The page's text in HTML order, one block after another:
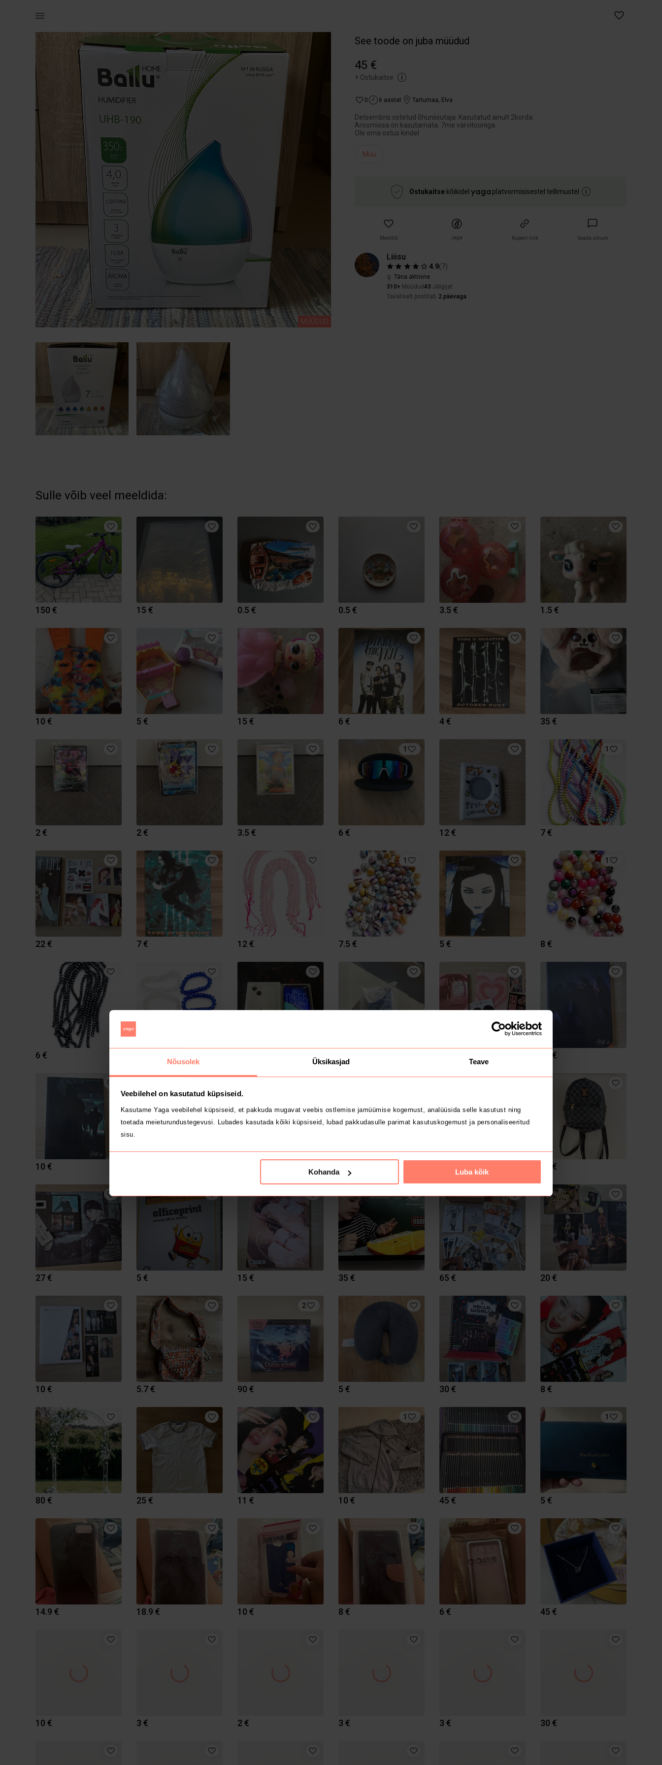
Nõusolek Üksikasjad Teave
Veebilehel on kasutatud küpsiseid.
Kasutame Yaga veebilehel küpsiseid, et pakkuda mugavat veebis ostlemise jamüümise kogemust, analüüsida selle kasutust ning
toetada meieturundustegevusi. Lubades kasutada kõiki küpsiseid, lubad pakkudasulle parimat kasutuskogemust ja personaliseeritud
sisu.
Kohanda Luba kõik
MÜÜDUD
See toode on juba müüdud
45 €
+ Ostukaitse
0 6 aastat Tartumaa, Elva
Detsembris ostetud õhuniisutaja. Kasutatud ainult 2korda.
Aroomiosa on kasutamata. 7me värvitooniga.
Ole oma ostus kindel
Muu
Ostukaitse kõikidel platvormisisestel tellimustel
Meeldib Jaga Kopeeri link Saada sõnum
Liiisu
4.9(7)
Täna aktiivne
310+ Müüdud 43 Jälgijat
Tavaliselt postitab 2 päevaga
Sulle võib veel meeldida:
150 € 15 € 0.5 € 0.5 € 3.5 € 1.5 €
10 € 5 € 15 € 6 € 4 € 35 €
2 € 2 € 3.5 €
1
6 € 12 €
1
7 €
22 € 7 € 12 €
1
7.5 € 5 €
1
8 €
6 € 10 €
10 € 12 €
27 € 5 € 15 € 35 € 65 € 20 €
10 € 5.7 €
2
90 € 5 € 30 € 8 €
80 € 25 € 11 €
1
10 € 45 €
1
5 €
14.9 € 18.9 € 10 € 8 € 6 € 45 €
10 € 3 € 2 € 3 € 3 € 30 €